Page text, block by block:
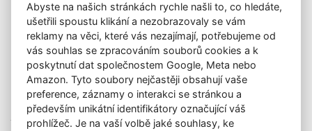
O nás
GDPR
Kontakt
KONTAKT
GALERIE LAZARSKÁ
Lazarská 7
110 00 Praha 1
Abyste na našich stránkách rychle našli to, co hledáte,
ušetřili spoustu klikání a nezobrazovaly se vám
reklamy na věci, které vás nezajímají, potřebujeme od
vás souhlas se zpracováním souborů cookies a k
poskytnutí dat společnostem Google, Meta nebo
Amazon. Tyto soubory nejčastěji obsahují vaše
preference, záznamy o interakci se stránkou a
především unikátní identifikátory označující váš
prohlížeč. Je na vaší volbě jaké souhlasy, ke